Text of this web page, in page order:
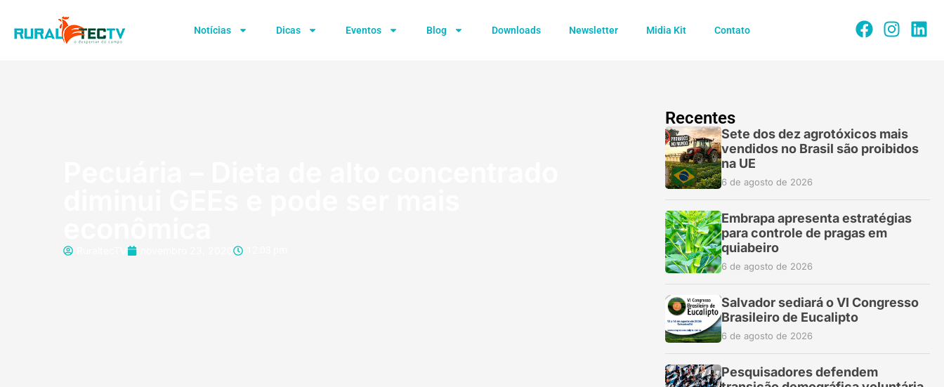
Notícias Dicas Eventos Blog Downloads Newsletter Midia Kit Contato
Recentes
Sete dos dez agrotóxicos mais
vendidos no Brasil são proibidos
na UE
6 de agosto de 2026
Embrapa apresenta estratégias
para controle de pragas em
quiabeiro
6 de agosto de 2026
Salvador sediará o VI Congresso
Brasileiro de Eucalipto
6 de agosto de 2026
Pesquisadores defendem